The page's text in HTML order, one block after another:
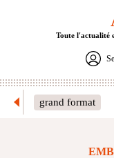
Toute l'actualité
grand format